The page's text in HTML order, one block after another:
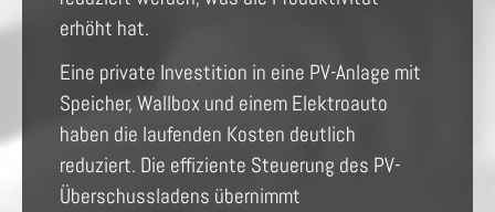
erhöht hat.
Eine private Investition in eine PV-Anlage mit
Speicher, Wallbox und einem Elektroauto
haben die laufenden Kosten deutlich
reduziert. Die effiziente Steuerung des PV-
Überschussladens übernimmt